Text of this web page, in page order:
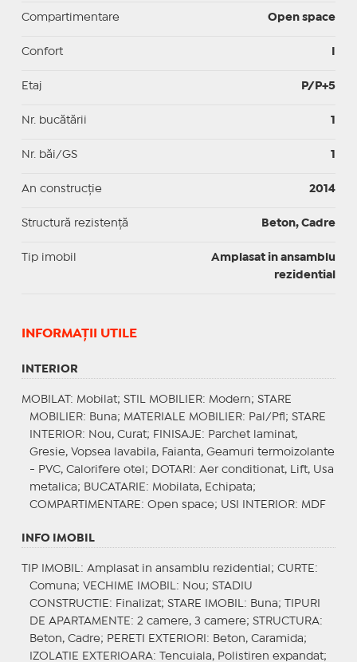
Compartimentare Open space
Confort
Etaj P/P+5
Nr. bucătării 1
Nr. băi/GS 1
An construcție 2014
Structură rezistență Beton, Cadre
Tip imobil
Amplasat in ansamblu
rezidential
INFORMAŢII UTILE
INTERIOR
MOBILAT : Mobilat; STIL MOBILIER: Modern; STARE
MOBILIER: Buna; MATERIALE MOBILIER: Pal/Pfl; STARE
INTERIOR: Nou, Curat; FINISAJE : Parchet laminat,
Gresie, Vopsea lavabila, Faianta, Geamuri termoizolante
- PVC, Calorifere otel;
DOTARI : Aer conditionat, Lift, Usa
metalica; BUCATARIE : Mobilata, Echipata;
COMPARTIMENTARE : Open space; USI INTERIOR: MDF
INFO IMOBIL
TIP IMOBIL : Amplasat in ansamblu rezidential; CURTE :
Comuna; VECHIME IMOBIL : Nou; STADIU
CONSTRUCTIE : Finalizat; STARE IMOBIL : Buna;
TIPURI
DE APARTAMENTE : 2 camere, 3 camere; STRUCTURA:
Beton, Cadre; PERETI EXTERIORI : Beton, Caramida;
IZOLATIE EXTERIOARA: Tencuiala, Polistiren expandat;